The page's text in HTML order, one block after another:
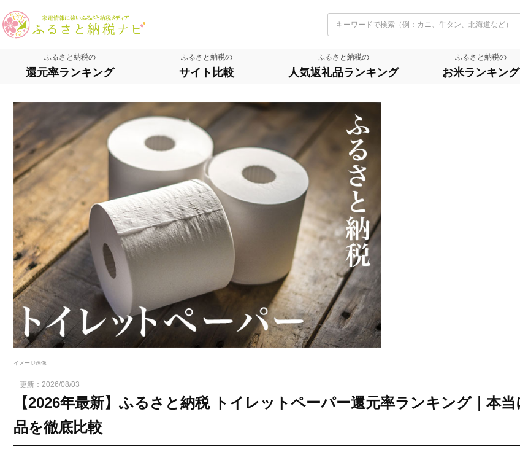
ふるさと納税の
還元率ランキング
ふるさと納税の
サイト比較
ふるさと納税の
人気返礼品ランキング
ふるさと納税の
お米ランキング
イメージ画像
更新： 2026/08/03
【2026年最新】ふるさと納税 トイレットペーパー還元率ランキング｜本
品を徹底比較